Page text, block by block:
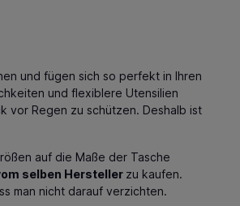
und fügen sich so perfekt in Ihren
und flexiblere Utensilien
vor Regen zu schützen. Deshalb ist
auf die Maße der Tasche
selben Hersteller zu kaufen.
man nicht darauf verzichten.